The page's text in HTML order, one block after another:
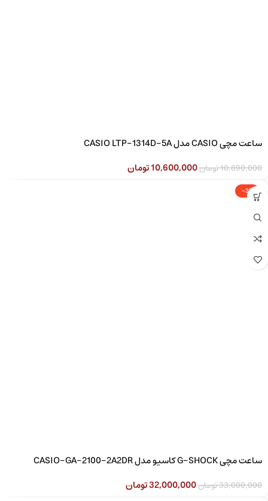
ساعت مچی CASIO مدل CASIO LTP-1314D-5A
10,890,000تومان10,600,000تومان
-3%
ساعت مچی G-SHOCK کاسیو مدل CASIO-GA-2100-2A2DR
33,000,000تومان32,000,000تومان